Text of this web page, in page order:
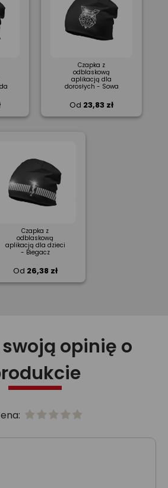
Czapka z
odblaskową
aplikacją dla
dorosłych - Sowa
Od 23,83 zł
Czapka z
odblaskową
aplikacją dla dzieci
- Biegacz
Od 26,38 zł
opinię o